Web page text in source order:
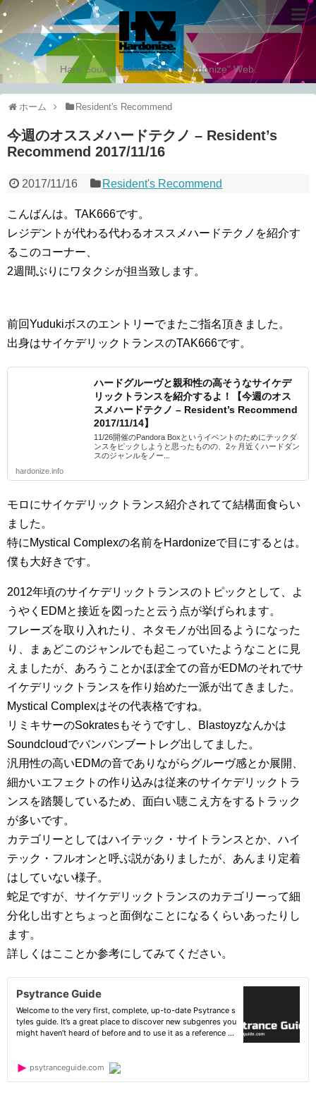
Hard Sound Techno Party "Hardonize" Web.
ホーム Resident's Recommend
今週のオススメハードテクノ – Resident’s
Recommend 2017/11/16
2017/11/16 Resident's Recommend
こんばんは。TAK666です。
レジデントが代わる代わるオススメハードテクノを紹介す
るこのコーナー、
2週間ぶりにワタクシが担当致します。
前回Yudukiボスのエントリーでまたご指名頂きました。
出身はサイケデリックトランスのTAK666です。
ハードグルーヴと親和性の高そうなサイケデ
リックトランスを紹介するよ！【今週のオス
スメハードテクノ – Resident’s Recommend
2017/11/14】
11/26開催のPandora Boxというイベントのためにテックダ
ンスをピックしようと思ったものの、2ヶ月近くハードダン
スのジャンルをノー...
hardonize.info
モロにサイケデリックトランス紹介されてて結構面食らい
ました。
特にMystical Complexの名前をHardonizeで目にするとは。
僕も大好きです。
2012年頃のサイケデリックトランスのトピックとして、よ
うやくEDMと接近を図ったと云う点が挙げられます。
フレーズを取り入れたり、ネタモノが出回るようになった
り、まぁどこのジャンルでも起こっていたようなことに見
えましたが、あろうことかほぼ全ての音がEDMのそれでサ
イケデリックトランスを作り始めた一派が出てきました。
Mystical Complexはその代表格ですね。
リミキサーのSokratesもそうですし、Blastoyzなんかは
Soundcloudでバンバンブートレグ出してました。
汎用性の高いEDMの音でありながらグルーヴ感とか展開、
細かいエフェクトの作り込みは従来のサイケデリックトラ
ンスを踏襲しているため、面白い聴こえ方をするトラック
が多いです。
カテゴリーとしてはハイテック・サイトランスとか、ハイ
テック・フルオンと呼ぶ説がありましたが、あんまり定着
はしていない様子。
蛇足ですが、サイケデリックトランスのカテゴリーって細
分化し出すとちょっと面倒なことになるくらいあったりし
ます。
詳しくはこことか参考にしてみてください。